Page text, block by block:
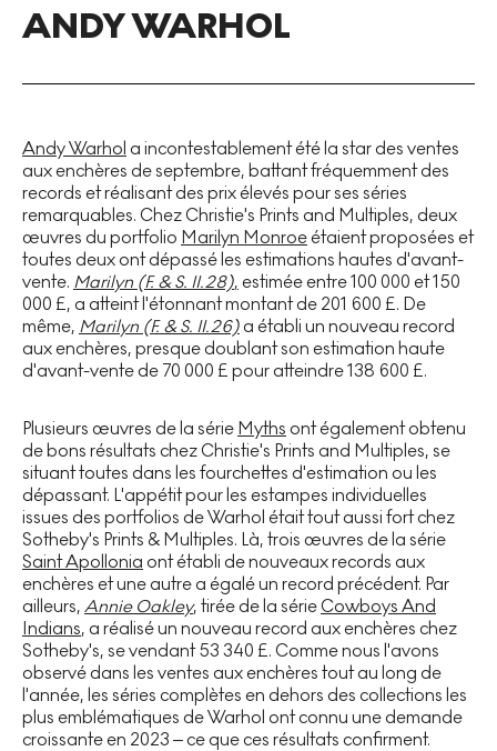
ANDY WARHOL
Andy Warhol a incontestablement été la star des ventes
aux enchères de septembre, battant fréquemment des
records et réalisant des prix élevés pour ses séries
remarquables. Chez Christie's Prints and Multiples, deux
œuvres du portfolio Marilyn Monroe étaient proposées et
toutes deux ont dépassé les estimations hautes d'avant-
vente. Marilyn (F. & S. II.28), estimée entre 100 000 et 150
000 £, a atteint l'étonnant montant de 201 600 £. De
même, Marilyn (F. & S. II.26) a établi un nouveau record
aux enchères, presque doublant son estimation haute
d'avant-vente de 70 000 £ pour atteindre 138 600 £.
Plusieurs œuvres de la série Myths ont également obtenu
de bons résultats chez Christie's Prints and Multiples, se
situant toutes dans les fourchettes d'estimation ou les
dépassant. L'appétit pour les estampes individuelles
issues des portfolios de Warhol était tout aussi fort chez
Sotheby's Prints & Multiples. Là, trois œuvres de la série
Saint Apollonia ont établi de nouveaux records aux
enchères et une autre a égalé un record précédent. Par
ailleurs, Annie Oakley, tirée de la série Cowboys And
Indians, a réalisé un nouveau record aux enchères chez
Sotheby's, se vendant 53 340 £. Comme nous l'avons
observé dans les ventes aux enchères tout au long de
l'année, les séries complètes en dehors des collections les
plus emblématiques de Warhol ont connu une demande
croissante en 2023 – ce que ces résultats confirment.